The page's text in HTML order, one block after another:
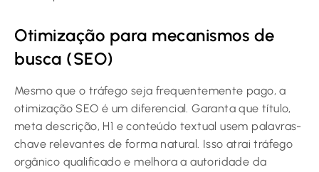
Otimização para mecanismos de
busca (SEO)
Mesmo que o tráfego seja frequentemente pago, a
otimização SEO é um diferencial. Garanta que título,
meta descrição, H1 e conteúdo textual usem palavras-
chave relevantes de forma natural. Isso atrai tráfego
orgânico qualificado e melhora a autoridade da